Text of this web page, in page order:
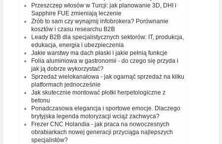
Przeszczep włosów w Turcji: jak planowanie 3D, DHI i
Sapphire FUE zmieniają leczenie
Zrób to sam czy wynajmij infobrokera? Porównanie
kosztów i czasu researchu B2B
Leady B2B dla specjalistycznych sektorów: IT, produkcja,
edukacja, energia i ubezpieczenia
Jakie warstwy ma dach płaski i jakie pełnią funkcje
Folia aluminiowa w gastronomii - do czego się przyda i
jak ją dobrze wykorzystać?
Sprzedaż wielokanałowa - jak ogarnąć sprzedaż na kilku
platformach jednocześnie
Jak skutecznie montować płotki herpetologiczne z
betonu
Ponadczasowa elegancja i sportowe emocje. Dlaczego
brytyjska legenda motoryzacji wciąż zachwyca?
Frezer CNC Holandia - jak praca na nowoczesnych
obrabiarkach nowej generacji przyciąga najlepszych
specjalistów?